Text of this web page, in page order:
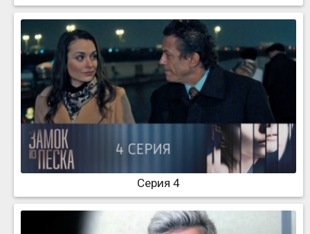
Серия 4